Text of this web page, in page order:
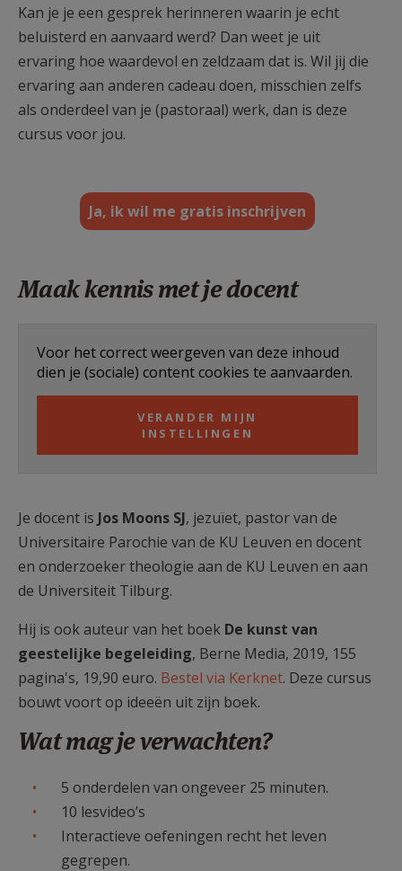
Kan je je een gesprek herinneren waarin je echt
beluisterd en aanvaard werd? Dan weet je uit
ervaring hoe waardevol en zeldzaam dat is. Wil jij die
ervaring aan anderen cadeau doen, misschien zelfs
als onderdeel van je (pastoraal) werk, dan is deze
cursus voor jou.
Ja, ik wil me gratis inschrijven
Maak kennis met je docent
Voor het correct weergeven van deze inhoud
dien je (sociale) content cookies te aanvaarden.
VERANDER MIJN
INSTELLINGEN
Je docent is Jos Moons SJ, jezuïet, pastor van de
Universitaire Parochie van de KU Leuven en docent
en onderzoeker theologie aan de KU Leuven en aan
de Universiteit Tilburg.
Hij is ook auteur van het boek De kunst van
geestelijke begeleiding, Berne Media, 2019, 155
pagina's, 19,90 euro. Bestel via Kerknet. Deze cursus
bouwt voort op ideeën uit zijn boek.
Wat mag je verwachten?
5 onderdelen van ongeveer 25 minuten.
10 lesvideo’s
Interactieve oefeningen recht het leven
gegrepen.